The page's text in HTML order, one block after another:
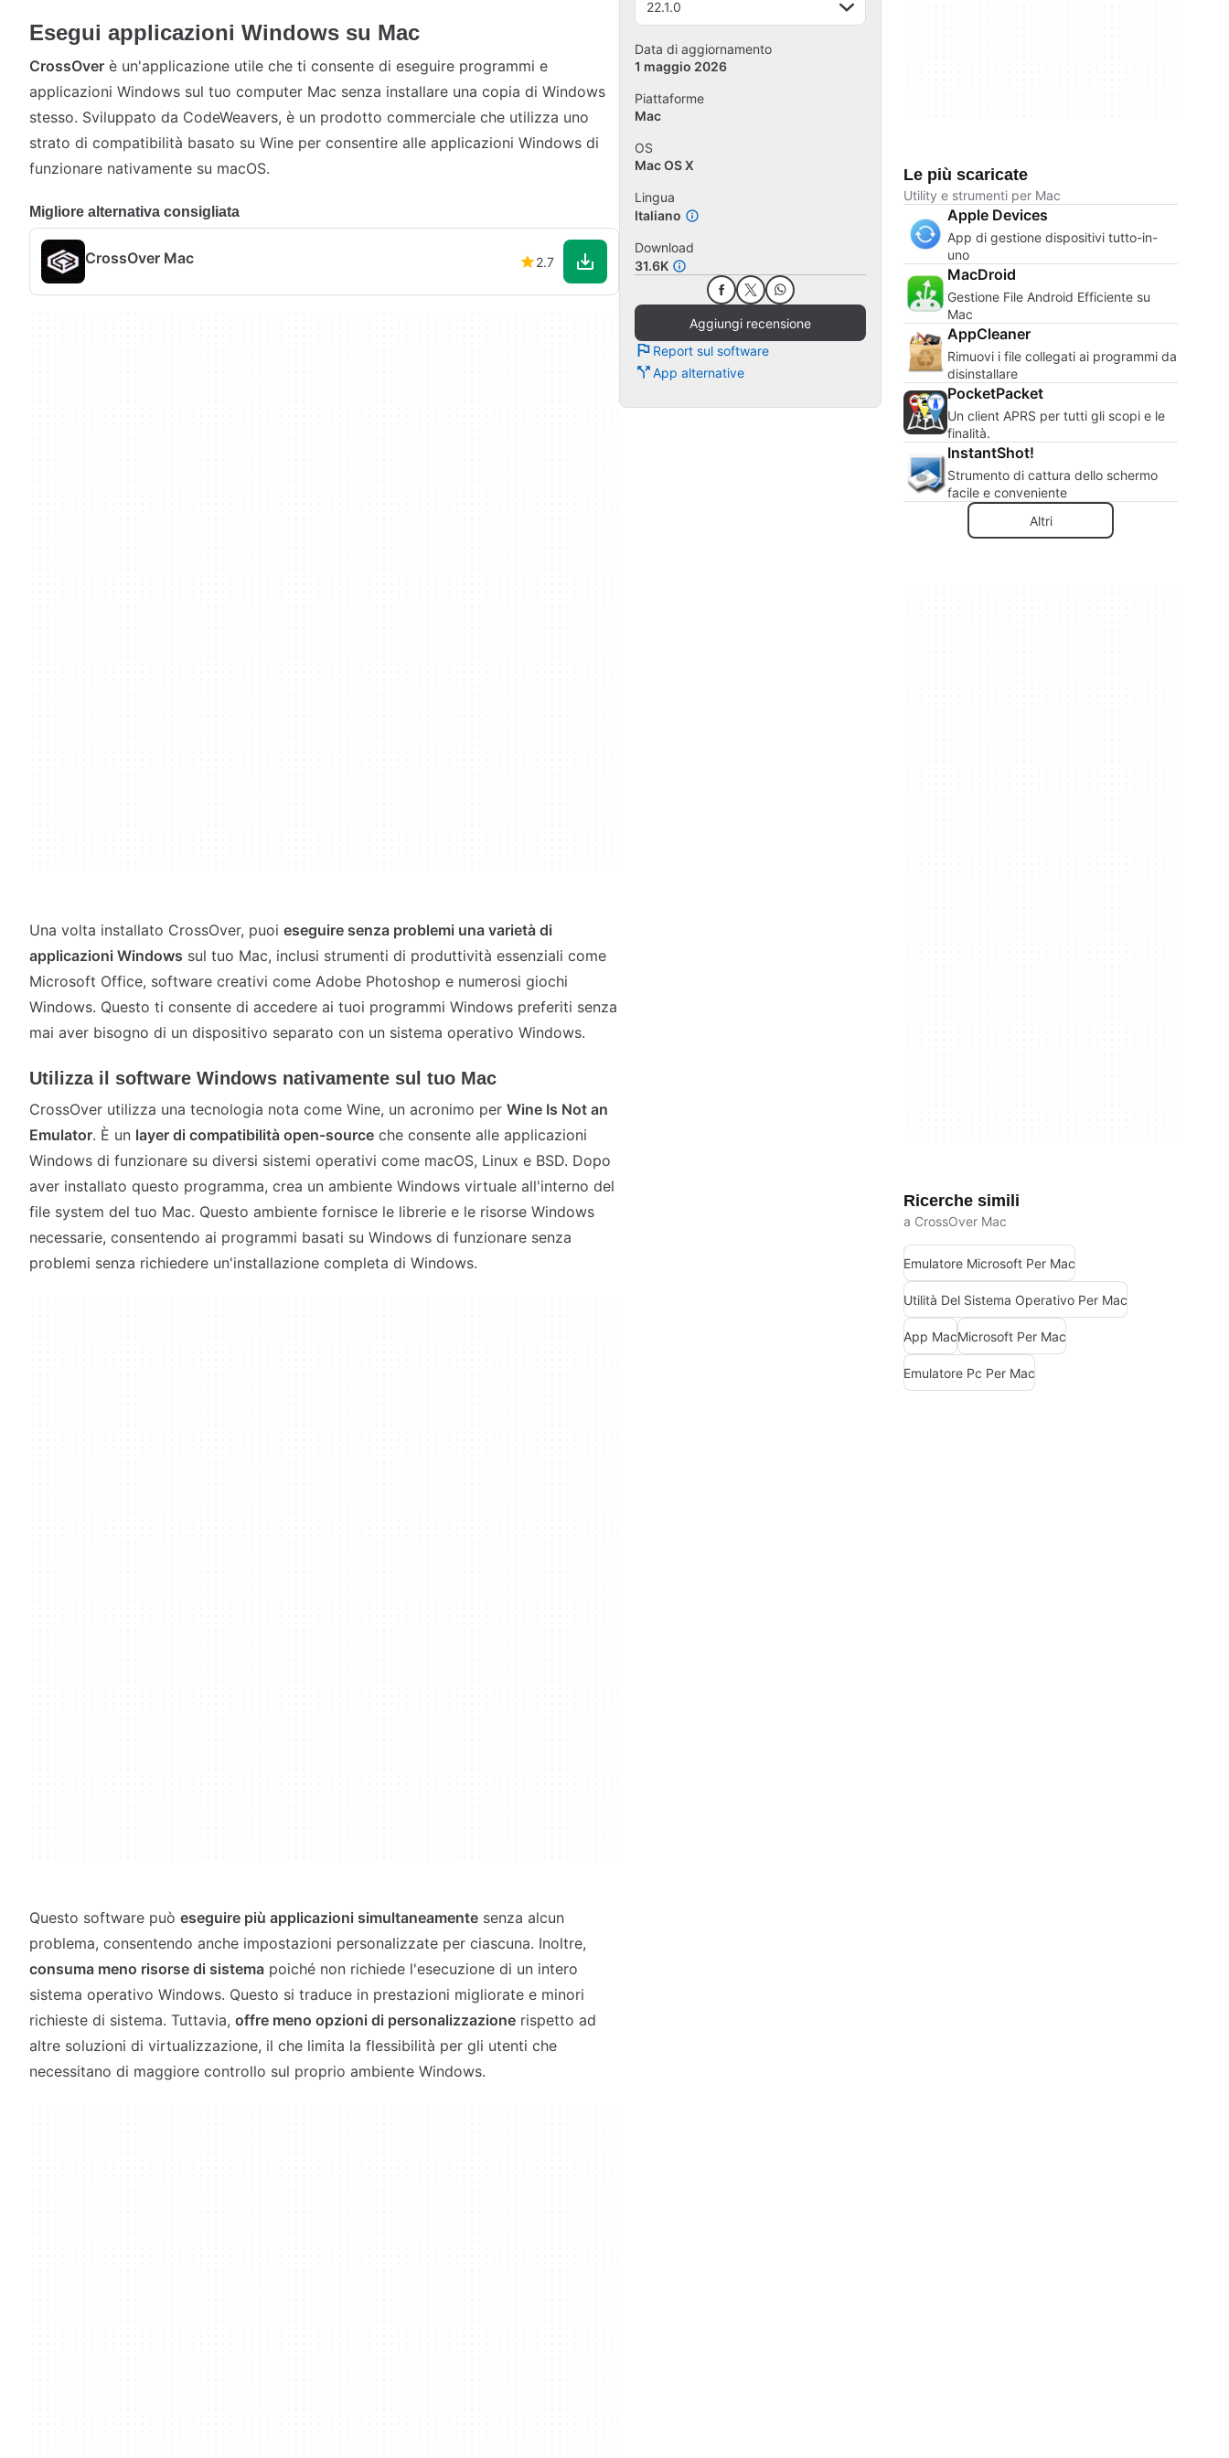
Esegui applicazioni Windows su Mac
CrossOver è un'applicazione utile che ti consente di eseguire programmi e
applicazioni Windows sul tuo computer Mac senza installare una copia di Windows
stesso. Sviluppato da CodeWeavers, è un prodotto commerciale che utilizza uno
strato di compatibilità basato su Wine per consentire alle applicazioni Windows di
funzionare nativamente su macOS.
Migliore alternativa consigliata
CrossOver Mac 2.7
Una volta installato CrossOver, puoi eseguire senza problemi una varietà di
applicazioni Windows sul tuo Mac, inclusi strumenti di produttività essenziali come
Microsoft Office, software creativi come Adobe Photoshop e numerosi giochi
Windows. Questo ti consente di accedere ai tuoi programmi Windows preferiti senza
mai aver bisogno di un dispositivo separato con un sistema operativo Windows.
Utilizza il software Windows nativamente sul tuo Mac
CrossOver utilizza una tecnologia nota come Wine, un acronimo per Wine Is Not an
Emulator. È un layer di compatibilità open-source che consente alle applicazioni
Windows di funzionare su diversi sistemi operativi come macOS, Linux e BSD. Dopo
aver installato questo programma, crea un ambiente Windows virtuale all'interno del
file system del tuo Mac. Questo ambiente fornisce le librerie e le risorse Windows
necessarie, consentendo ai programmi basati su Windows di funzionare senza
problemi senza richiedere un'installazione completa di Windows.
Questo software può eseguire più applicazioni simultaneamente senza alcun
problema, consentendo anche impostazioni personalizzate per ciascuna. Inoltre,
consuma meno risorse di sistema poiché non richiede l'esecuzione di un intero
sistema operativo Windows. Questo si traduce in prestazioni migliorate e minori
richieste di sistema. Tuttavia, offre meno opzioni di personalizzazione rispetto ad
altre soluzioni di virtualizzazione, il che limita la flessibilità per gli utenti che
necessitano di maggiore controllo sul proprio ambiente Windows.
22.1.0
Data di aggiornamento
1 maggio 2026
Piattaforme
Mac
OS
Mac OS X
Lingua
Italiano
Download
31.6K
Aggiungi recensione
Report sul software
App alternative
Le più scaricate
Utility e strumenti per Mac
Apple Devices
App di gestione dispositivi tutto-in-
uno
MacDroid
Gestione File Android Efficiente su
Mac
AppCleaner
Rimuovi i file collegati ai programmi da
disinstallare
PocketPacket
Un client APRS per tutti gli scopi e le
finalità.
InstantShot!
Strumento di cattura dello schermo
facile e conveniente
Altri
Ricerche simili
a CrossOver Mac
Emulatore Microsoft Per Mac
Utilità Del Sistema Operativo Per Mac
App MacMicrosoft Per Mac
Emulatore Pc Per Mac